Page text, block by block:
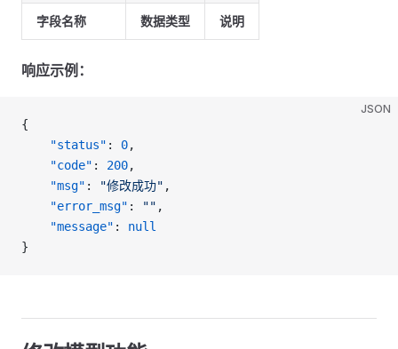
字段名称 数据类型 说明
响应示例：
JSON
{
    "status"
: 0,
    "code"
: 200,
    "msg"
: "修改成功" ,
    "error_msg"
: "" ,
    "message"
: null
}